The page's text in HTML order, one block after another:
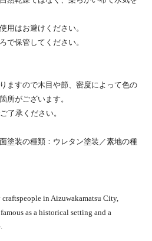
用はお避けください。
で保管してください。
ますので木目や節、密度によって色の
所がございます。
了承ください。
塗装の種類：ウレタン塗装／素地の種
in Aizuwakamatsu City,
as a historical setting and a